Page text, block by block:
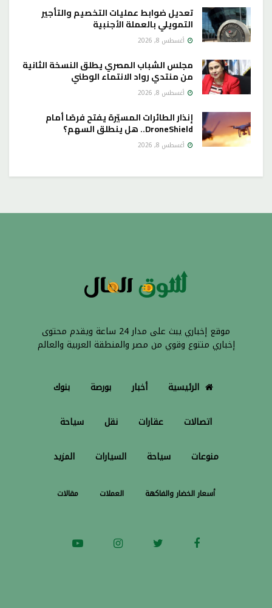
تعديل ضوابط عمليات التخصيم والتأجير
التمويلي بالعملة الأجنبية
أغسطس 8, 2026
مجلس الشباب المصري يطلق النسخة الثانية
من منتدي رواد الانتماء الوطني
أغسطس 8, 2026
إنذار الطائرات المسيّرة يفتح فرصًا أمام
DroneShield.. هل ينطلق السهم؟
أغسطس 8, 2026
موقع إخباري يبث على مدار 24 ساعة ويقدم محتوى
إخباري متنوع وقوي من مصر والمنطقة العربية والعالم
الرئيسية أخبار بورصة بنوك
اتصالات عقارات نقل سياحة
منوعات سياحة السيارات المزيد
أسعار الخضار والفاكهة العملات مقالات